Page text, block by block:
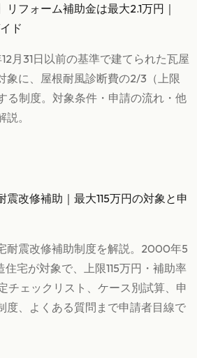
リフォーム補助金は最大2.1万円｜
ド
月31日以前の基準で建てられた瓦屋
象に、屋根耐風診断費の2/3（上限
る制度。対象条件・申請の流れ・他
。
震改修補助｜最大115万円の対象と申
耐震改修補助制度を解説。2000年5
住宅が対象で、上限115万円・補助率
チェックリスト、ケース別試算、申
度、よくある質問まで申請者目線で